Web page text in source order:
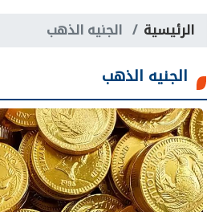
الرئيسية الجنيه الذهب
الجنيه الذهب